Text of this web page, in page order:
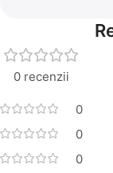
0 recenzii
0
0
0